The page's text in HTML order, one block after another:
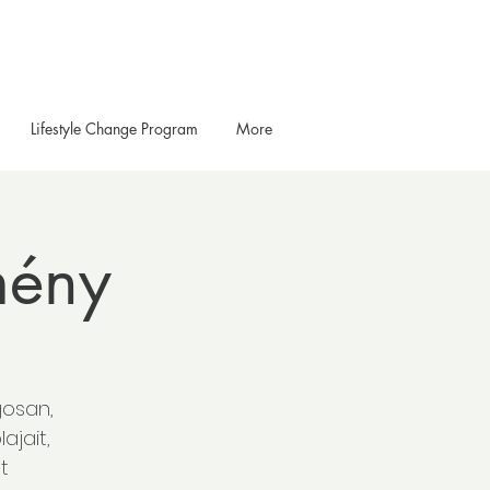
Lifestyle Change Program More